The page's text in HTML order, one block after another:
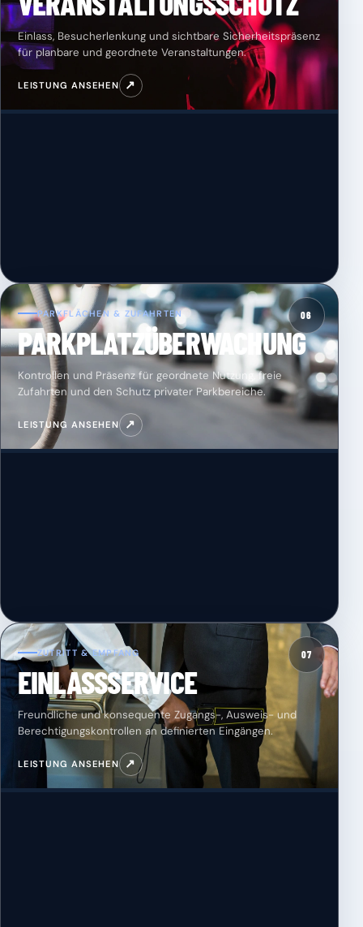
Einlass, Besucherlenkung und sichtbare Sicherheitspräsenz
für planbare und geordnete Veranstaltungen.
LEISTUNG ANSEHEN ↗
06
PARKFLÄCHEN & ZUFAHRTEN
PARKPLATZÜBERWACHUNG
Kontrollen und Präsenz für geordnete Nutzung, freie
Zufahrten und den Schutz privater Parkbereiche.
LEISTUNG ANSEHEN ↗
07
ZUTRITT & EMPFANG
EINLASSSERVICE
Freundliche und konsequente Zugangs-, Ausweis- und
Berechtigungskontrollen an definierten Eingängen.
LEISTUNG ANSEHEN ↗